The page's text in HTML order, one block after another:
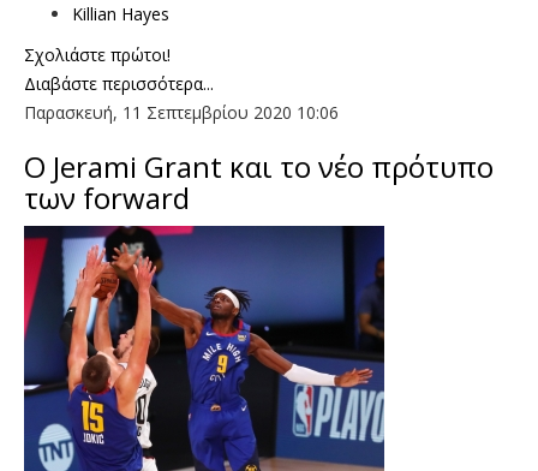
Killian Hayes
Σχολιάστε πρώτοι!
Διαβάστε περισσότερα...
Παρασκευή, 11 Σεπτεμβρίου 2020 10:06
O Jerami Grant και το νέο πρότυπο
των forward